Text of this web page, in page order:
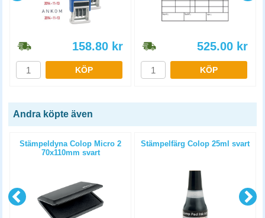
158.80 kr
KÖP
525.00 kr
KÖP
Andra köpte även
Stämpeldyna Colop Micro 2
70x110mm svart
Stämpelfärg Colop 25ml svart